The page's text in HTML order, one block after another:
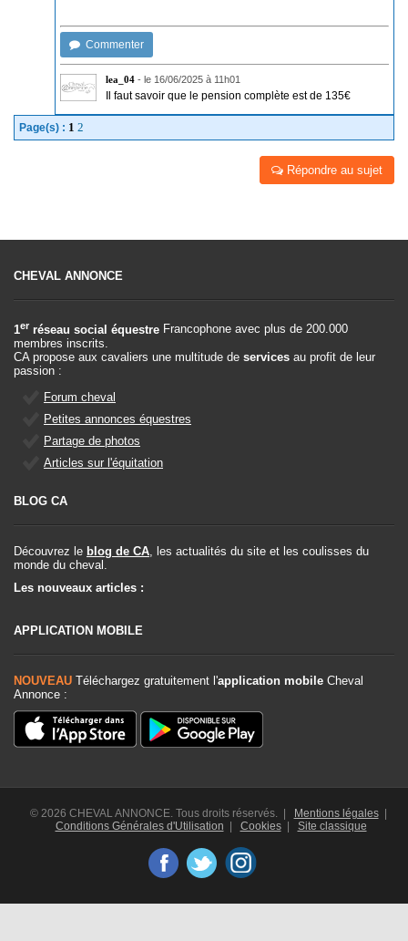
Commenter
lea_04 - le 16/06/2025 à 11h01
Il faut savoir que le pension complète est de 135€
Page(s) : 1 2
Répondre au sujet
CHEVAL ANNONCE
1er réseau social équestre Francophone avec plus de 200.000
membres inscrits.
CA propose aux cavaliers une multitude de services au profit de leur
passion :
Forum cheval
Petites annonces équestres
Partage de photos
Articles sur l'équitation
BLOG CA
Découvrez le blog de CA , les actualités du site et les coulisses du
monde du cheval.
Les nouveaux articles :
APPLICATION MOBILE
NOUVEAU Téléchargez gratuitement l'application mobile Cheval
Annonce :
© 2026 CHEVAL ANNONCE. Tous droits réservés. | Mentions légales|
Conditions Générales d'Utilisation | Cookies| Site classique